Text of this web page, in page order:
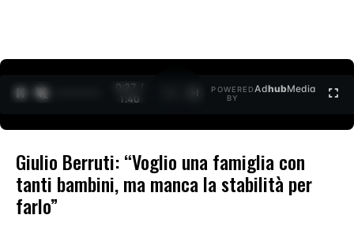
0:27 /
1:40
POWERED
BY
AdhubMedia
Giulio Berruti: “Voglio una famiglia con
tanti bambini, ma manca la stabilità per
farlo”